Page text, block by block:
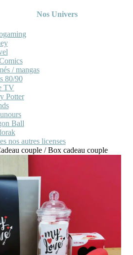
Nos Univers
/ mangas
80/90
TV
Potter
Ball
nos autres licenses
couple /Box cadeau couple